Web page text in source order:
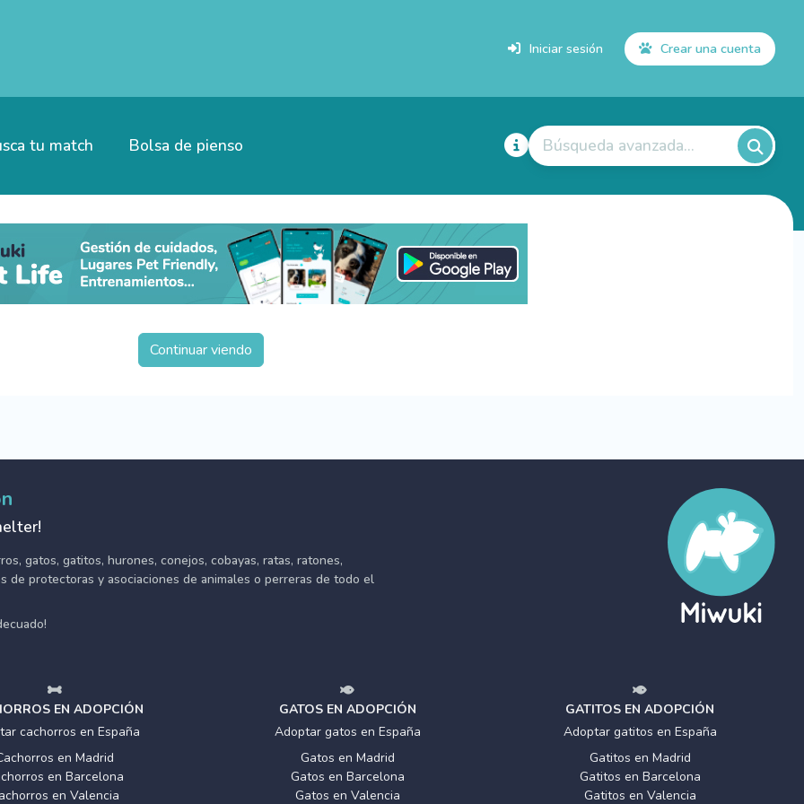
Iniciar sesión Crear una cuenta
tu match Bolsa de pienso Búsqueda avanzada...
Continuar viendo
gatos, gatitos, hurones, conejos, cobayas, ratas, ratones,
de protectoras y asociaciones de animales o perreras de todo el
EN ADOPCIÓN
cachorros en España
en Madrid
en Barcelona
en Valencia
GATOS EN ADOPCIÓN
Adoptar gatos en España
Gatos en Madrid
Gatos en Barcelona
Gatos en Valencia
GATITOS EN ADOPCIÓN
Adoptar gatitos en España
Gatitos en Madrid
Gatitos en Barcelona
Gatitos en Valencia